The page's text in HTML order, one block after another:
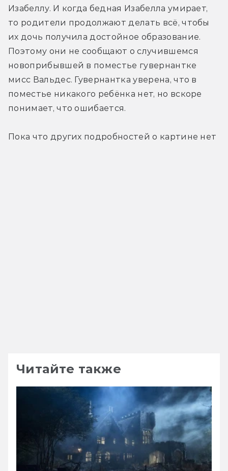
Изабеллу. И когда бедная Изабелла умирает,
то родители продолжают делать всё, чтобы
их дочь получила достойное образование.
Поэтому они не сообщают о случившемся
новоприбывшей в поместье гувернантке
мисс Вальдес. Гувернантка уверена, что в
поместье никакого ребёнка нет, но вскоре
понимает, что ошибается.
Пока что других подробностей о картине нет
Читайте также